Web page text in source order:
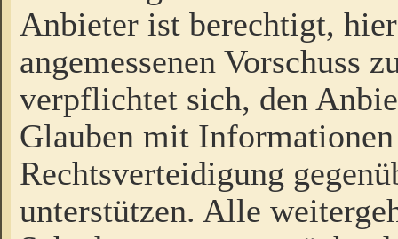
Anbieter ist berechtigt,
angemessenen Vorschuss
verpflichtet sich, den
Glauben mit
Rechtsverteidigung
unterstützen. Alle